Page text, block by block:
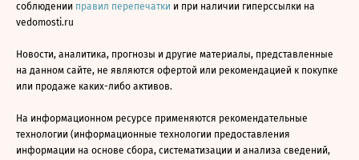
соблюдении правил перепечатки и при наличии гиперссылки на
vedomosti.ru
Новости, аналитика, прогнозы и другие материалы, представленные
на данном сайте, не являются офертой или рекомендацией к покупке
или продаже каких-либо активов.
На информационном ресурсе применяются рекомендательные
технологии (информационные технологии предоставления
информации на основе сбора, систематизации и анализа сведений,